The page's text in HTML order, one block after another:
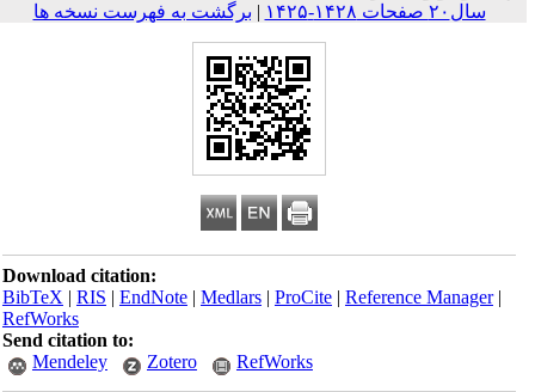
سال۲۰ صفحات ۱۴۲۸-۱۴۲۵
| برگشت به فهرست نسخه ها
Download citation:
BibTeX|RIS|EndNote|Medlars|ProCite|Reference Manager
RefWorks
Send citation to:
Mendeley
Zotero RefWorks